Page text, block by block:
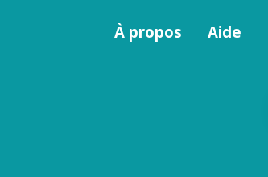
MenuÀ propos Aide